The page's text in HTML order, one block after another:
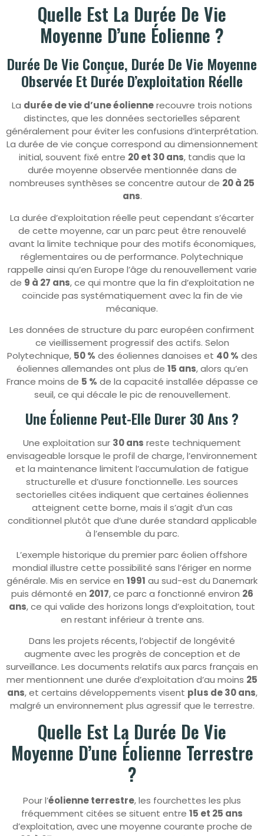
Quelle Est La Durée De Vie
Moyenne D’une Éolienne ?
Durée De Vie Conçue, Durée De Vie Moyenne
Observée Et Durée D’exploitation Réelle
La durée de vie d’une éoliennerecouvre trois notions
distinctes, que les données sectorielles séparent
généralement pour éviter les confusions d’interprétation.
La durée de vie conçue correspond au dimensionnement
initial, souvent fixé entre 20 et 30 ans, tandis que la
durée moyenne observée mentionnée dans de
nombreuses synthèses se concentre autour de 20 à 25
ans.
La durée d’exploitation réelle peut cependant s’écarter
de cette moyenne, car un parc peut être renouvelé
avant la limite technique pour des motifs économiques,
réglementaires ou de performance. Polytechnique
rappelle ainsi qu’en Europe l’âge du renouvellement varie
de 9 à 27 ans, ce qui montre que la fin d’exploitation ne
coïncide pas systématiquement avec la fin de vie
mécanique.
Les données de structure du parc européen confirment
ce vieillissement progressif des actifs. Selon
Polytechnique, 50 % des éoliennes danoises et 40 % des
éoliennes allemandes ont plus de 15 ans, alors qu’en
France moins de 5 % de la capacité installée dépasse ce
seuil, ce qui décale le pic de renouvellement.
Une Éolienne Peut-Elle Durer 30 Ans ?
Une exploitation sur 30 ans reste techniquement
envisageable lorsque le profil de charge, l’environnement
et la maintenance limitent l’accumulation de fatigue
structurelle et d’usure fonctionnelle. Les sources
sectorielles citées indiquent que certaines éoliennes
atteignent cette borne, mais il s’agit d’un cas
conditionnel plutôt que d’une durée standard applicable
à l’ensemble du parc.
L’exemple historique du premier parc éolien offshore
mondial illustre cette possibilité sans l’ériger en norme
générale. Mis en service en 1991 au sud-est du Danemark
puis démonté en 2017, ce parc a fonctionné environ 26
ans, ce qui valide des horizons longs d’exploitation, tout
en restant inférieur à trente ans.
Dans les projets récents, l’objectif de longévité
augmente avec les progrès de conception et de
surveillance. Les documents relatifs aux parcs français en
mer mentionnent une durée d’exploitation d’au moins 25
ans, et certains développements visent plus de 30 ans,
malgré un environnement plus agressif que le terrestre.
Quelle Est La Durée De Vie
Moyenne D’une Éolienne Terrestre
?
Pour l’éolienne terrestre, les fourchettes les plus
fréquemment citées se situent entre 15 et 25 ans
d’exploitation, avec une moyenne courante proche de